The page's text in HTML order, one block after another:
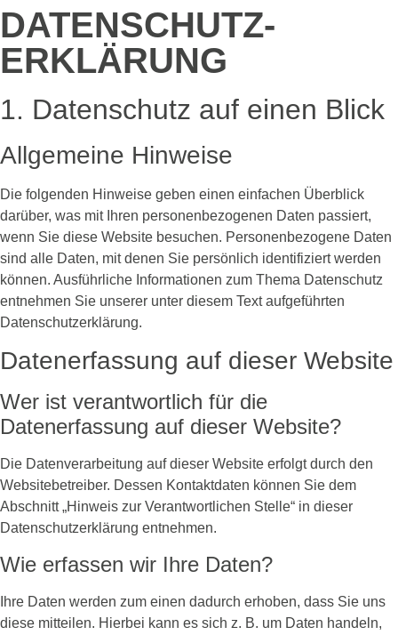
DATENSCHUTZ­
ERKLÄRUNG
1. Datenschutz auf einen Blick
Allgemeine Hinweise
Die folgenden Hinweise geben einen einfachen Überblick
darüber, was mit Ihren personenbezogenen Daten passiert,
wenn Sie diese Website besuchen. Personenbezogene Daten
sind alle Daten, mit denen Sie persönlich identifiziert werden
können. Ausführliche Informationen zum Thema Datenschutz
entnehmen Sie unserer unter diesem Text aufgeführten
Datenschutzerklärung.
Datenerfassung auf dieser Website
Wer ist verantwortlich für die
Datenerfassung auf dieser Website?
Die Datenverarbeitung auf dieser Website erfolgt durch den
Websitebetreiber. Dessen Kontaktdaten können Sie dem
Abschnitt „Hinweis zur Verantwortlichen Stelle“ in dieser
Datenschutzerklärung entnehmen.
Wie erfassen wir Ihre Daten?
Ihre Daten werden zum einen dadurch erhoben, dass Sie uns
diese mitteilen. Hierbei kann es sich z. B. um Daten handeln,